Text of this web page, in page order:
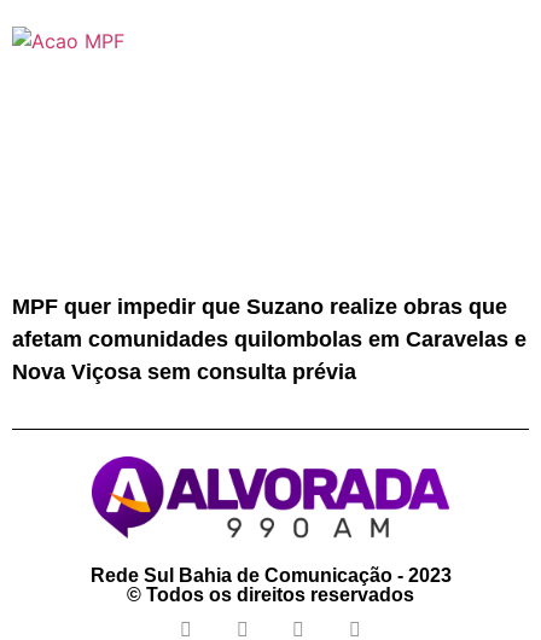
MPF quer impedir que Suzano realize obras que
afetam comunidades quilombolas em Caravelas e
Nova Viçosa sem consulta prévia
Rede Sul Bahia de Comunicação - 2023
© Todos os direitos reservados